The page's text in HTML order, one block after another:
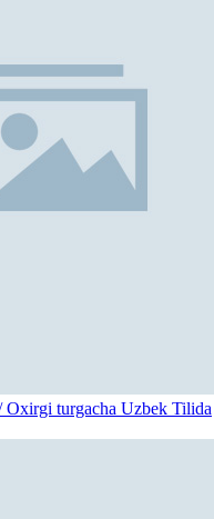
Oxirgi turgacha Uzbek Tilida